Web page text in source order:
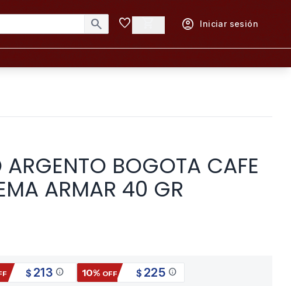
search favorite account_circle Iniciar sesión
BOGOTA CAFE
ARMAR 40 GR
$ 213 info 10% OFF $ 225 info